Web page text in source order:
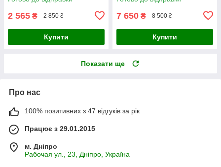
2 565 ₴ 2 850 ₴
Купити
7 650 ₴ 8 500 ₴
Купити
Показати ще
Про нас
100% позитивних з 47 відгуків за рік
Працює з 29.01.2015
м. Дніпро
Рабочая ул., 23, Дніпро, Україна